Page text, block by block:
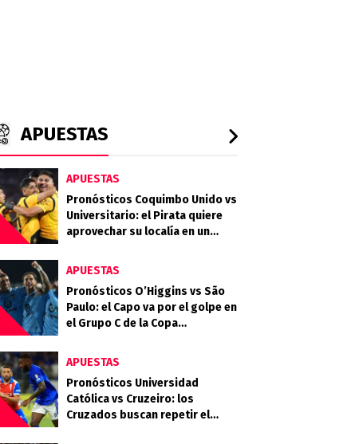
APUESTAS
APUESTAS
Pronósticos Coquimbo Unido vs
Universitario: el Pirata quiere
aprovechar su localía en un
APUESTAS
Pronósticos O’Higgins vs São
Paulo: el Capo va por el golpe en
el Grupo C de la Copa
APUESTAS
Pronósticos Universidad
Católica vs Cruzeiro: los
Cruzados buscan repetir el